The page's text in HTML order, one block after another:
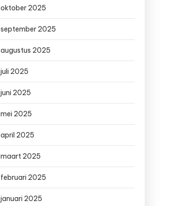
oktober 2025
september 2025
augustus 2025
juli 2025
juni 2025
mei 2025
april 2025
maart 2025
februari 2025
januari 2025